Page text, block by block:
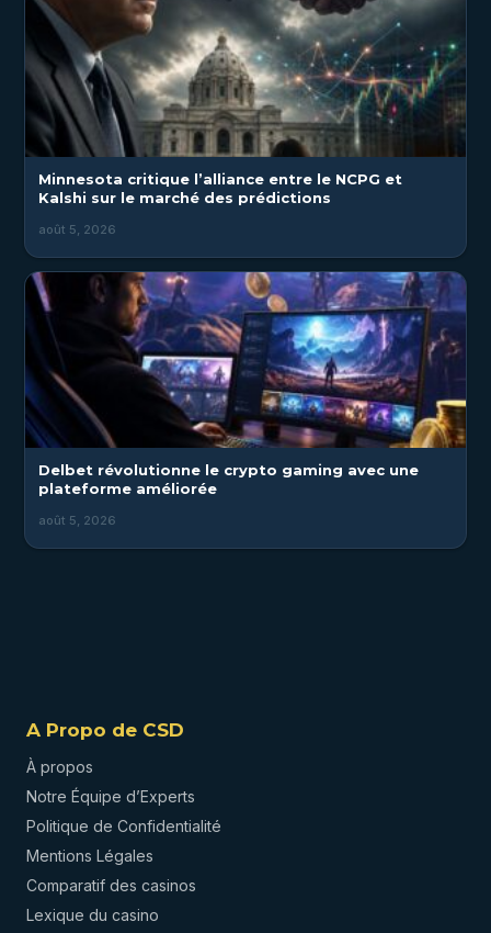
Minnesota critique l’alliance entre le NCPG et
Kalshi sur le marché des prédictions
août 5, 2026
Delbet révolutionne le crypto gaming avec une
plateforme améliorée
août 5, 2026
A Propo de CSD
À propos
Notre Équipe d’Experts
Politique de Confidentialité
Mentions Légales
Comparatif des casinos
Lexique du casino